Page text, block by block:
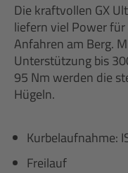
Die kraftvollen GX
liefern viel Power
Anfahren am Berg.
Unterstützung bis
95 Nm werden die
Hügeln.
Kurbelaufnahme:
Freilauf